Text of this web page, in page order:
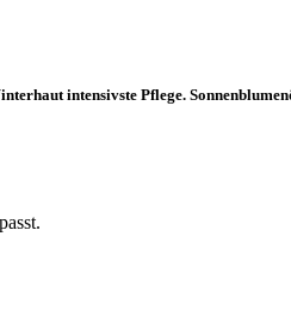
intensivste Pflege.